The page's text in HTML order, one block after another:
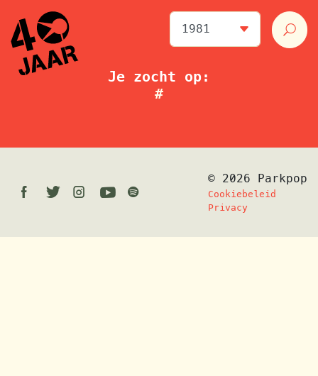
Je zocht op:
#
Facebook
TwitterInstagram
Youtube
© 2026 Parkpop
Cookiebeleid
Privacy